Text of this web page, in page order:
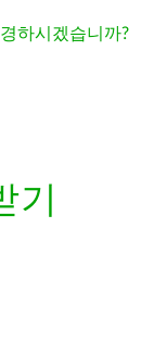
하시겠습니까?